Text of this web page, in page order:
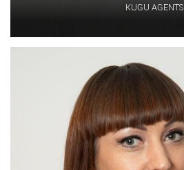
KUĢU AĢENTS